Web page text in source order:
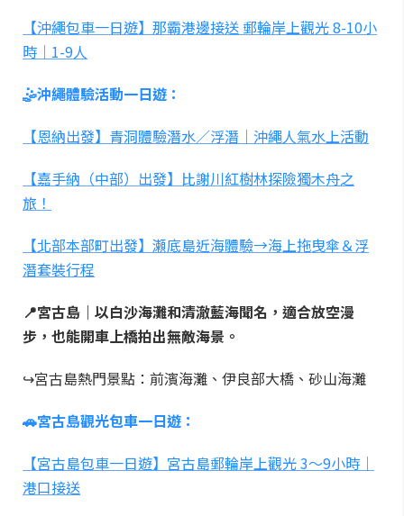
【沖繩包車一日遊】那霸港邊接送 郵輪岸上觀光 8-10小
時｜1-9人
🤹沖繩體驗活動一日遊：
【恩納出發】青洞體驗潛水／浮潛｜沖繩人氣水上活動
【嘉手納（中部）出發】比謝川紅樹林探險獨木舟之
旅！
【北部本部町出發】瀬底島近海體驗→海上拖曳傘＆浮
潛套裝行程
📍宮古島｜以白沙海灘和清澈藍海聞名，適合放空漫
步，也能開車上橋拍出無敵海景。
↪宮古島熱門景點：前濱海灘、伊良部大橋、砂山海灘
🚗宮古島觀光包車一日遊：
【宮古島包車一日遊】宮古島郵輪岸上觀光 3～9小時｜
港口接送